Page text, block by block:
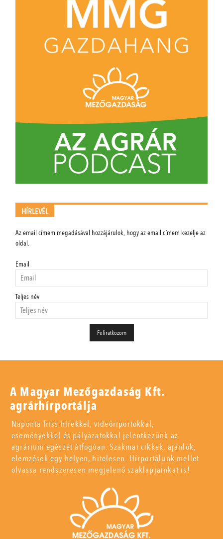
HÍRLEVÉL
Az email címem megadásával hozzájárulok, hogy az email címem kezelje az
oldal.
Email
Teljes név
A Magyar Mezőgazdaság Kft.
agrárhírportálja
Naponta friss hírekkel, videóriportokkal,
eseményekkel és pályázatokkal jelentkezünk az
agrárium egészét átfogóan. Szakmai cikkek, ajánlók,
elemzések egy helyen, hitelesen. Hírportálunk mellet
olvassa rendszeresen megjelenő szaklapjainkat is!